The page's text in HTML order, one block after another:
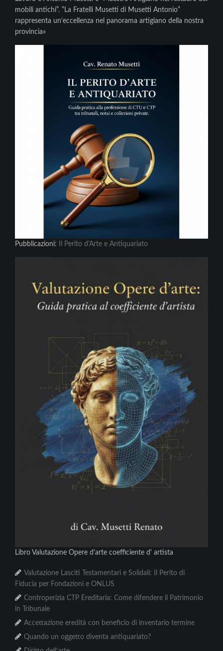
mobili antichi”. “La Fratelli Musetti di Musetti Antonio”
rappresenta un’eccellenza nel panorama artigiano della nostra
provincia»
Pubblicazioni: Il Perito d'Arte e Antiquariato
Libro Valutazione Opere d'arte coefficiente d' artista
Valutazione Lasciti Testamentari e Solidali: Il Perito di
Fiducia per Fondazioni e ONLUS
Controperizia CTP Ereditaria: Come difendere il Patrimonio
in Tribunale
Accettazione eredità con beneficio di inventario termine
Quando un oggetto diventa antiquariato?